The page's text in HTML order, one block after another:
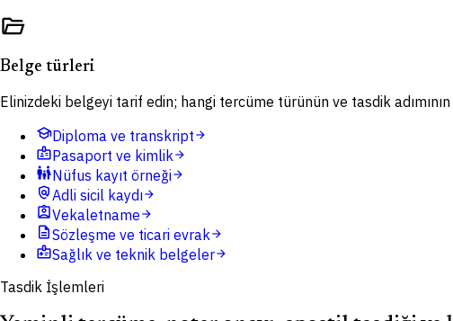
folder_open
Belge türleri
Elinizdeki belgeyi tarif edin; hangi tercüme türünün ve tasdik
schoolDiploma ve transkriptarrow_forward
badgePasaport ve kimlikarrow_forward
family_restroomNüfus kayıt örneğiarrow_forward
policyAdli sicil kaydıarrow_forward
assignment_indVekaletnamearrow_forward
descriptionSözleşme ve ticari evrakarrow_forward
medical_informationSağlık ve teknik belgelerarrow_forward
Tasdik İşlemleri